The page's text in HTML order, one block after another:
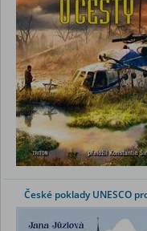
České poklady UNESCO